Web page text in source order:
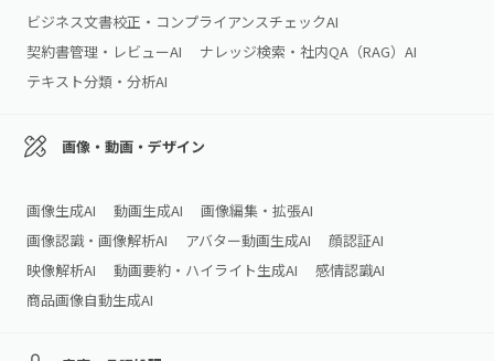
ビジネス文書校正・コンプライアンスチェックAI
契約書管理・レビューAI
ナレッジ検索・社内QA（RAG）AI
テキスト分類・分析AI
画像・動画・デザイン
画像生成AI 動画生成AI
画像編集・拡張AI
画像認識・画像解析AI
アバター動画生成AI
顔認証AI
映像解析AI
動画要約・ハイライト生成AI
感情認識AI
商品画像自動生成AI